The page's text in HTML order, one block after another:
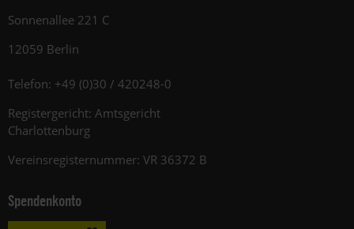
Sonnenallee 221 C
12059 Berlin
Telefon: +49 (0)30 / 420248-0
Registergericht: Amtsgericht
Charlottenburg
Vereinsregisternummer: VR 36372 B
Spendenkonto